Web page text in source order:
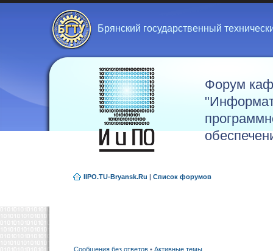
Брянский государственный
Форум
IIPO.TU-Bryansk.Ru | Список форумов
Сообщения без ответов • Активные темы